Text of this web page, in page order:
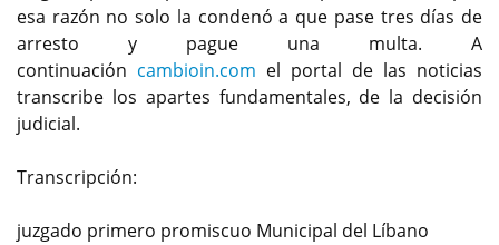
esa razón no solo la condenó a que pase tres días de
arresto y pague una multa. A
continuación cambioin.com el portal de las noticias
transcribe los apartes fundamentales, de la decisión
judicial.
Transcripción:
juzgado primero promiscuo Municipal del Líbano